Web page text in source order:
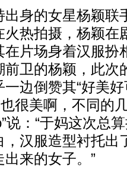
身的女星杨颖联
热拍摄，杨颖在
片场身着汉服扮
卫的杨颖，此次
边倒赞其“好美好
很美啊，不同的
说：“于妈这次总
汉服造型衬托出
来的女子。”